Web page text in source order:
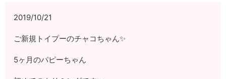
2019/10/21
ご新規トイプーのチャコちゃん✨
5ヶ月のパピーちゃん